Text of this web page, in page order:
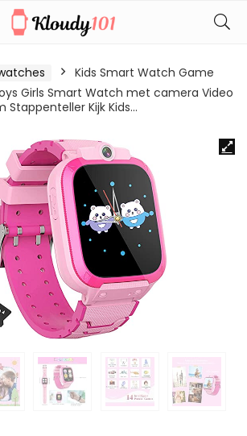
Kids Smart Watch Game
Girls Smart Watch met camera Video
Stappenteller Kijk Kids…